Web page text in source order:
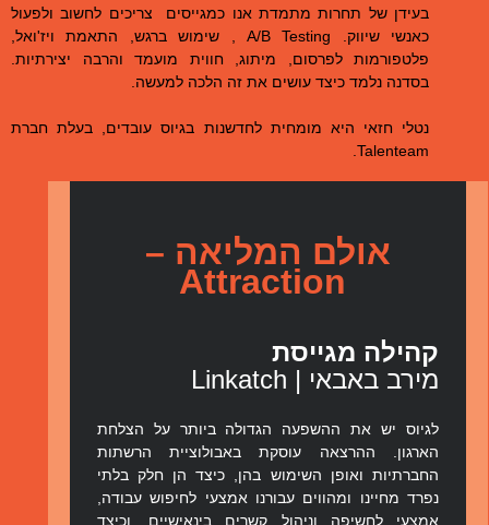
בעידן של תחרות מתמדת אנו כמגייסים צריכים לחשוב ולפעול
כאנשי שיווק. A/B Testing , שימוש ברגש, התאמת ויז'ואל,
פלטפורמות לפרסום, מיתוג, חווית מועמד והרבה יצירתיות.
בסדנה נלמד כיצד עושים את זה הלכה למעשה.
נטלי חזאי היא מומחית לחדשנות בגיוס עובדים, בעלת חברת
Talenteam.
אולם המליאה –
קהילה מגייסת
מירב באבאי | Linkatch
לגיוס יש את ההשפעה הגדולה ביותר על הצלחת
הארגון. ההרצאה עוסקת באבולוציית הרשתות
החברתיות ואופן השימוש בהן, כיצד הן חלק בלתי
נפרד מחיינו ומהווים עבורנו אמצעי לחיפוש עבודה,
אמצעי לחשיפה וניהול קשרים בינאישיים, וכיצד